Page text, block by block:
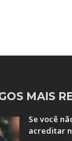
MAIS
Se você
acreditar